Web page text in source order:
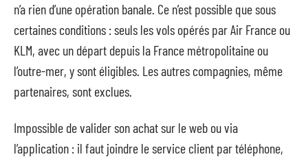
n’a rien d’une opération banale. Ce n’est possible que sous
certaines conditions : seuls les vols opérés par Air France ou
KLM, avec un départ depuis la France métropolitaine ou
l’outre-mer, y sont éligibles. Les autres compagnies, même
partenaires, sont exclues.
Impossible de valider son achat sur le web ou via
l’application : il faut joindre le service client par téléphone,